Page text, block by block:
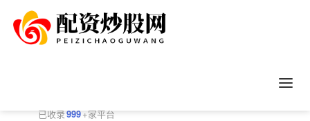
已收录999+家平台